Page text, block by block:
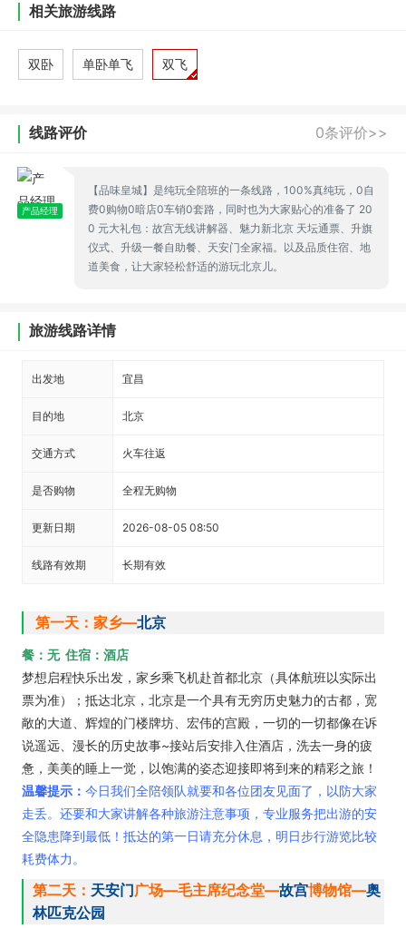
相关旅游线路
双卧 单卧单飞 双飞
线路评价 0条评价>>
产品经理
【品味皇城】是纯玩全陪班的一条线路，100%真纯玩，0自
费0购物0暗店0车销0套路，同时也为大家贴心的准备了 20
0 元大礼包：故宫无线讲解器、魅力新北京 天坛通票、升旗
仪式、升级一餐自助餐、天安门全家福。以及品质住宿、地
道美食，让大家轻松舒适的游玩北京儿。
旅游线路详情
出发地 宜昌
目的地 北京
交通方式 火车往返
是否购物 全程无购物
更新日期 2026-08-05 08:50
线路有效期 长期有效
第一天：家乡—北京
餐：无 住宿：酒店
梦想启程快乐出发，家乡乘飞机赴首都北京（具体航班以实际出
票为准）；抵达北京，北京是一个具有无穷历史魅力的古都，宽
敞的大道、辉煌的门楼牌坊、宏伟的宫殿，一切的一切都像在诉
说遥远、漫长的历史故事~接站后安排入住酒店，洗去一身的疲
惫，美美的睡上一觉，以饱满的姿态迎接即将到来的精彩之旅！
温馨提示： 今日我们全陪领队就要和各位团友见面了，以防大家
走丢。还要和大家讲解各种旅游注意事项，专业服务把出游的安
全隐患降到最低！抵达的第一日请充分休息，明日步行游览比较
耗费体力。
第二天： 天安门广场—毛主席纪念堂—故宫博物馆—奥
林匹克公园